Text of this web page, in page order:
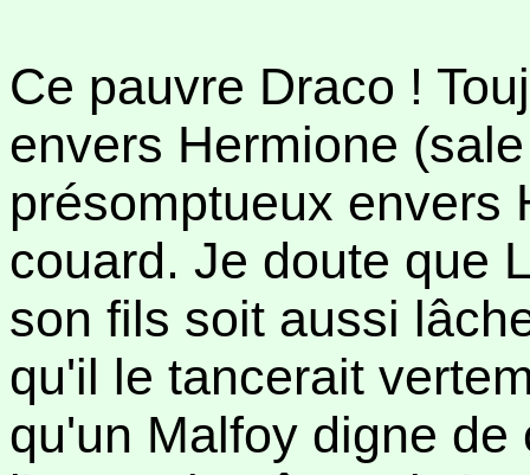
Ce pauvre Draco !
envers Hermione
présomptueux envers
couard. Je doute que
son fils soit aussi
qu'il le tancerait
qu'un Malfoy digne